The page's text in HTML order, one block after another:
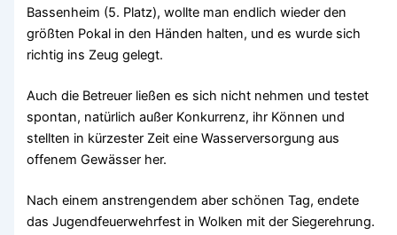
Bassenheim (5. Platz), wollte man endlich wieder den
größten Pokal in den Händen halten, und es wurde sich
richtig ins Zeug gelegt.
Auch die Betreuer ließen es sich nicht nehmen und testet
spontan, natürlich außer Konkurrenz, ihr Können und
stellten in kürzester Zeit eine Wasserversorgung aus
offenem Gewässer her.
Nach einem anstrengendem aber schönen Tag, endete
das Jugendfeuerwehrfest in Wolken mit der Siegerehrung.